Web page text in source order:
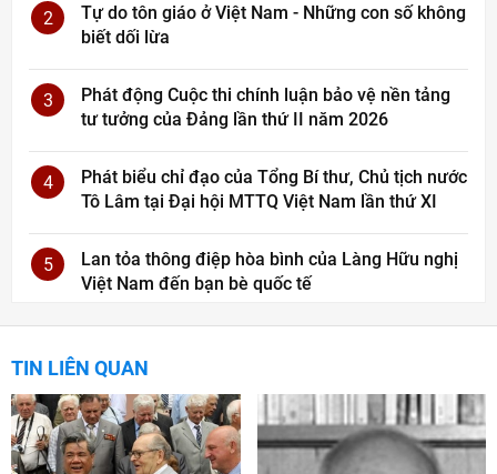
2
Tự do tôn giáo ở Việt Nam - Những con số không
biết dối lừa
3
Phát động Cuộc thi chính luận bảo vệ nền tảng
tư tưởng của Đảng lần thứ II năm 2026
4
Phát biểu chỉ đạo của Tổng Bí thư, Chủ tịch nước
Tô Lâm tại Đại hội MTTQ Việt Nam lần thứ XI
5
Lan tỏa thông điệp hòa bình của Làng Hữu nghị
Việt Nam đến bạn bè quốc tế
TIN LIÊN QUAN